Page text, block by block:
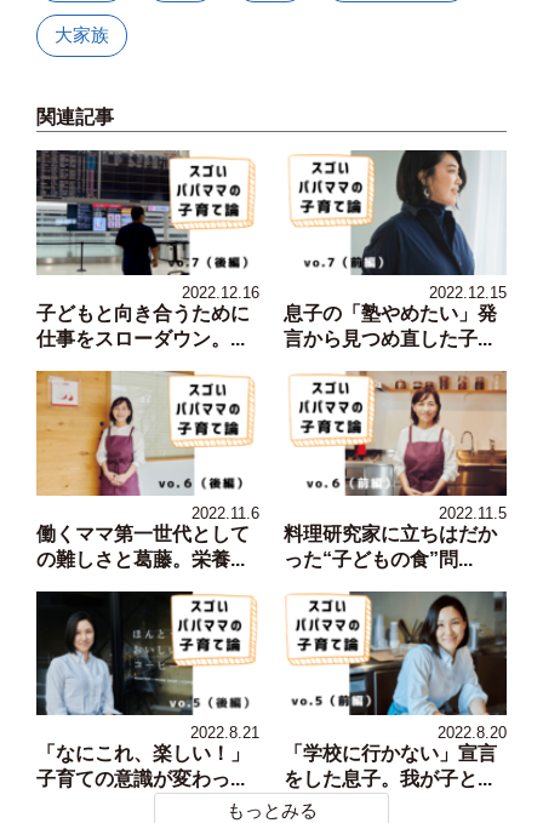
大家族
関連記事
2022.12.16
子どもと向き合うために
仕事をスローダウン。...
2022.12.15
息子の「塾やめたい」発
言から見つめ直した子...
2022.11.6
働くママ第一世代として
の難しさと葛藤。栄養...
2022.11.5
料理研究家に立ちはだか
った“子どもの食”問...
2022.8.21
「なにこれ、楽しい！」
子育ての意識が変わっ...
2022.8.20
「学校に行かない」宣言
をした息子。我が子と...
もっとみる